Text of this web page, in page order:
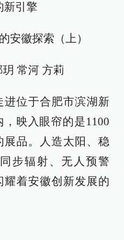
新引擎
徽探索（上）
常河 方莉
进位于合肥市滨湖新
映入眼帘的是1100
展品。人造太阳、稳
步辐射、无人预警
着安徽创新发展的